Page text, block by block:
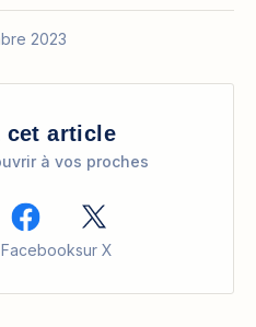
2023
cet article
à vos proches
sur X